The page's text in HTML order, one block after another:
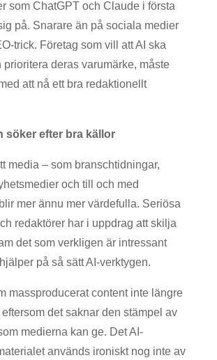
som ChatGPT och Claude i första
på. Snarare än på sociala medier
trick. Företag som vill att AI ska
prioritera deras varumärke, måste
att nå ett bra redaktionellt
söker efter bra källor
media – som branschtidningar,
och till och med
mer ännu mer värdefulla. Seriösa
redaktörer har i uppdrag att skilja
det som verkligen är intressant
på så sätt AI-verktygen.
massproducerat content inte längre
det saknar den stämpel av
medierna kan ge. Det AI-
används ironiskt nog inte av